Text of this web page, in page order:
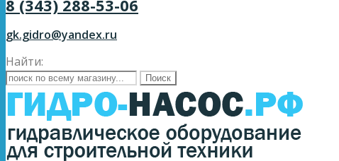
8 (343) 288-53-06
gk.gidro@yandex.ru
Найти: